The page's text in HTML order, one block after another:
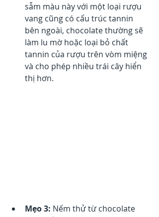
sẫm màu này với một loại rượu
vang cũng có cấu trúc tannin
bên ngoài, chocolate thường sẽ
làm lu mờ hoặc loại bỏ chất
tannin của rượu trên vòm miệng
và cho phép nhiều trái cây hiển
thị hơn.
Mẹo 3: Nếm thử từ chocolate